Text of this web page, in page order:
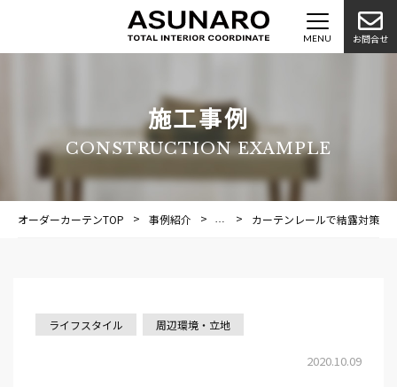
お問合せ
施工事例
CONSTRUCTION EXAMPLE
オーダーカーテンTOP 事例紹介 施工事例カーテンレールで結露対策
ライフスタイル 周辺環境・立地
2020.10.09